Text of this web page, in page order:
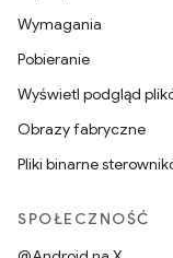
Wymagania
Pobieranie
Wyświetl podgląd
Obrazy fabryczne
Pliki binarne
SPOŁECZNOŚĆ